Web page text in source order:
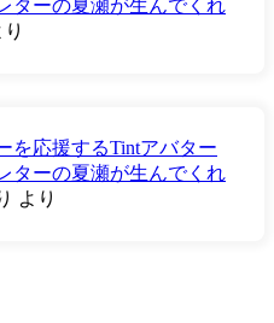
ターの夏瀬が生んでくれ
り
を応援するTintアバター
ターの夏瀬が生んでくれ
より